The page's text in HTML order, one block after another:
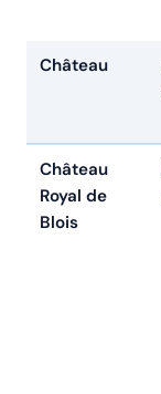
Château
Château
Royal de
Blois